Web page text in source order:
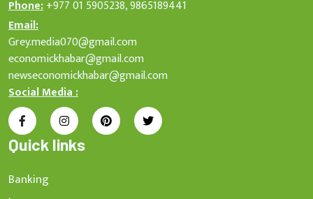
Phone:+977 01 5905238, 9865189441
Email:
Grey.media070@gmail.com
economickhabar@gmail.com
newseconomickhabar@gmail.com
Social Media :
Quick links
Banking